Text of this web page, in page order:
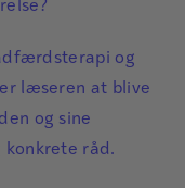
og
læseren at blive
og sine
konkrete råd.